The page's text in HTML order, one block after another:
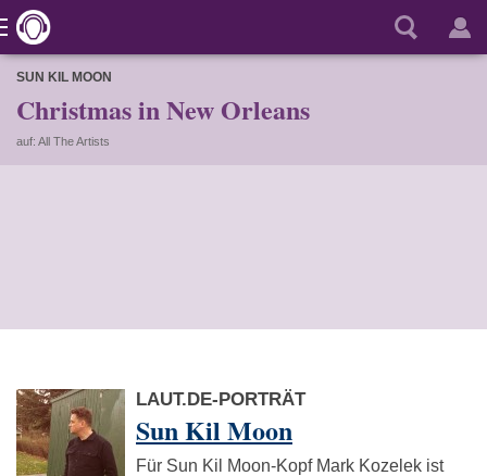
SUN KIL MOON
Christmas in New Orleans
auf: All The Artists
LAUT.DE-PORTRÄT
Sun Kil Moon
Für Sun Kil Moon-Kopf Mark Kozelek ist